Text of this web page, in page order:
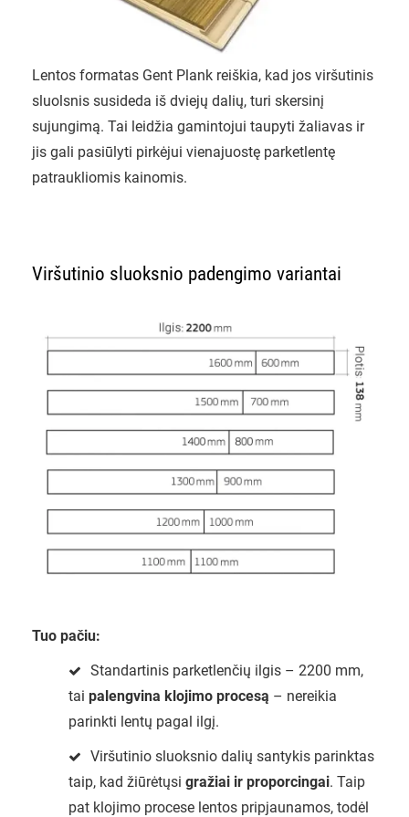
Lentos formatas Gent Plank reiškia, kad jos viršutinis
sluolsnis susideda iš dviejų dalių, turi skersinį
sujungimą. Tai leidžia gamintojui taupyti žaliavas ir
jis gali pasiūlyti pirkėjui vienajuostę parketlentę
patraukliomis kainomis.
Viršutinio sluoksnio padengimo variantai
Tuo pačiu:
Standartinis parketlenčių ilgis – 2200 mm,
tai palengvina klojimo procesą – nereikia
parinkti lentų pagal ilgį.
Viršutinio sluoksnio dalių santykis parinktas
taip, kad žiūrėtųsi gražiai ir proporcingai. Taip
pat klojimo procese lentos pripjaunamos, todėl